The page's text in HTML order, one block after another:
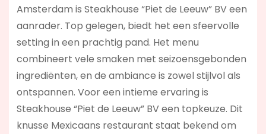
Amsterdam is Steakhouse “Piet de Leeuw” BV een
aanrader. Top gelegen, biedt het een sfeervolle
setting in een prachtig pand. Het menu
combineert vele smaken met seizoensgebonden
ingrediënten, en de ambiance is zowel stijlvol als
ontspannen. Voor een intieme ervaring is
Steakhouse “Piet de Leeuw” BV een topkeuze. Dit
knusse Mexicaans restaurant staat bekend om